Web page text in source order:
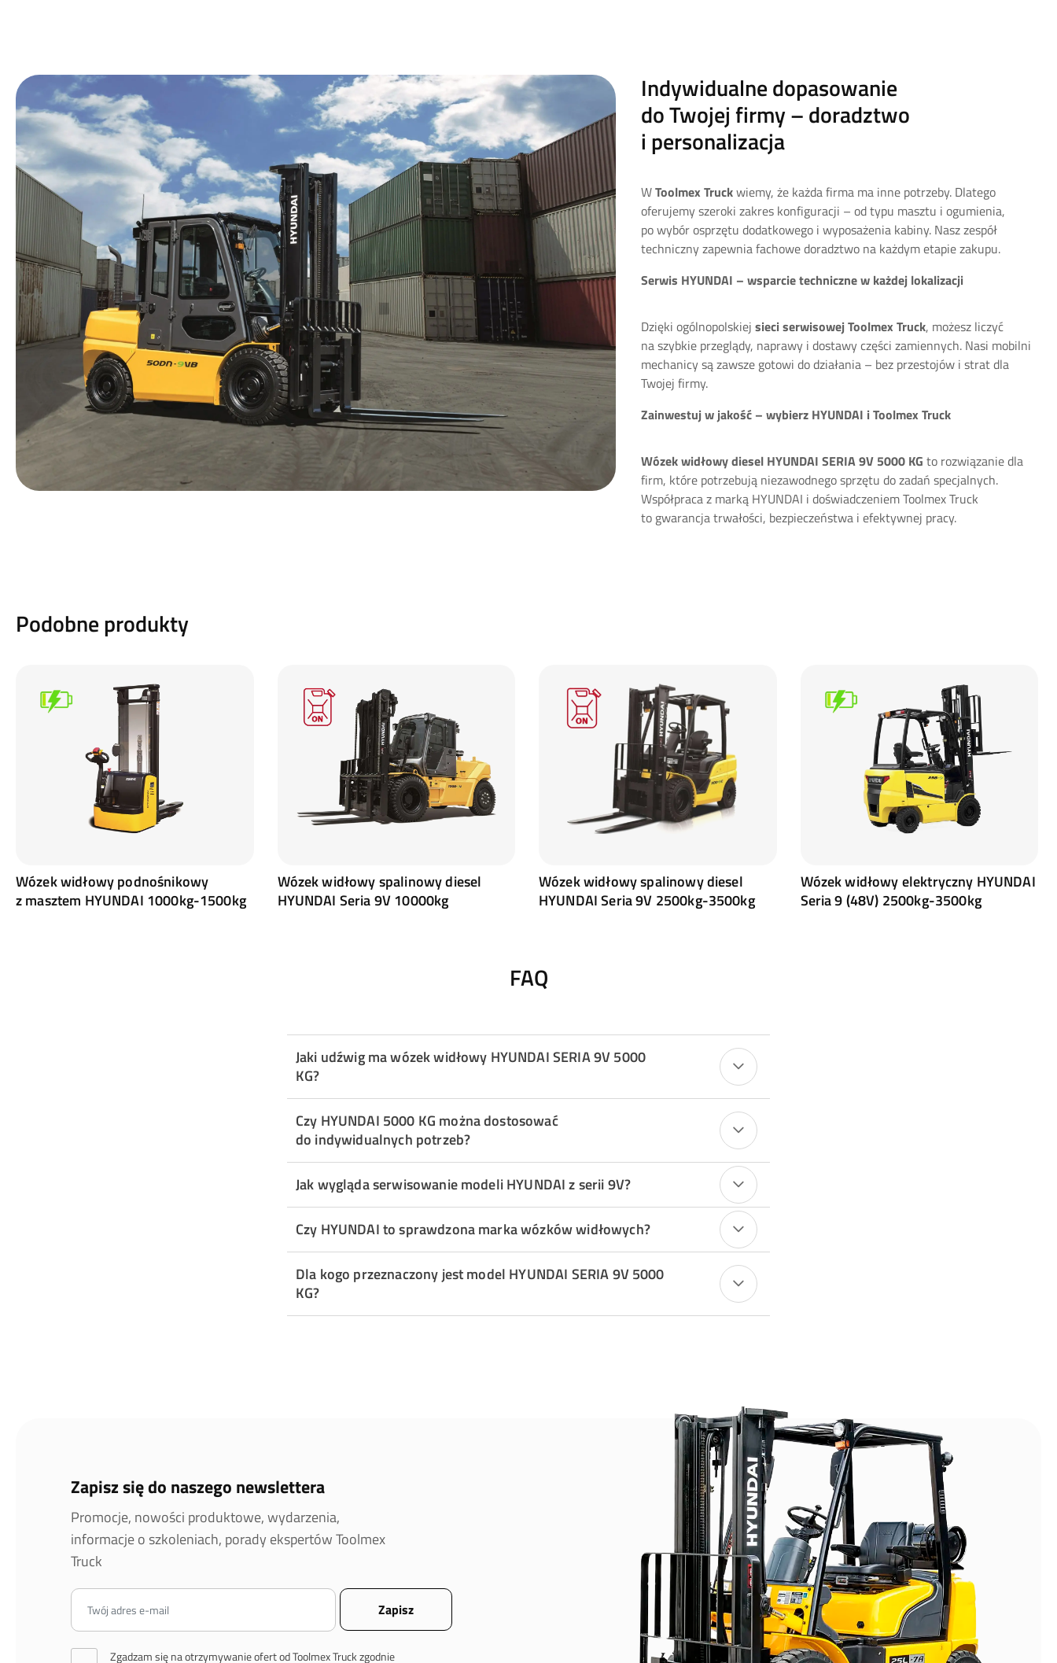
Indywidualne dopasowanie
do Twojej firmy – doradztwo
i personalizacja
WToolmex Truckwiemy, że każda firma ma inne potrzeby. Dlatego
oferujemy szeroki zakres konfiguracji – od typu masztu i ogumienia,
po wybór osprzętu dodatkowego i wyposażenia kabiny. Nasz zespół
techniczny zapewnia fachowe doradztwo na każdym etapie zakupu.
Serwis HYUNDAI – wsparcie techniczne w każdej lokalizacji
Dzięki ogólnopolskiejsieci serwisowej Toolmex Truck, możesz liczyć
na szybkie przeglądy, naprawy i dostawy części zamiennych. Nasi mobilni
mechanicy są zawsze gotowi do działania – bez przestojów i strat dla
Twojej firmy.
Zainwestuj w jakość – wybierz HYUNDAI i Toolmex Truck
Wózek widłowy diesel HYUNDAI SERIA 9V 5000 KG to rozwiązanie dla
firm, które potrzebują niezawodnego sprzętu do zadań specjalnych.
Współpraca z marką HYUNDAI i doświadczeniem Toolmex Truck
to gwarancja trwałości, bezpieczeństwa i efektywnej pracy.
Podobne produkty
Wózek widłowy podnośnikowy
z masztem HYUNDAI 1000kg-1500kg
Wózek widłowy spalinowy diesel
HYUNDAI Seria 9V 10000kg
Wózek widłowy spalinowy diesel
HYUNDAI Seria 9V 2500kg-3500kg
Wózek widłowy elektryczny HYUNDAI
Seria 9 (48V) 2500kg-3500kg
FAQ
Jaki udźwig ma wózek widłowy HYUNDAI SERIA 9V 5000
KG?
Czy HYUNDAI 5000 KG można dostosować
do indywidualnych potrzeb?
Jak wygląda serwisowanie modeli HYUNDAI z serii 9V?
Czy HYUNDAI to sprawdzona marka wózków widłowych?
Dla kogo przeznaczony jest model HYUNDAI SERIA 9V 5000
KG?
Zapisz się do naszego newslettera
Promocje, nowości produktowe, wydarzenia,
informacje o szkoleniach, porady ekspertów Toolmex
Truck
Zgadzam się na otrzymywanie ofert od Toolmex Truck zgodnie